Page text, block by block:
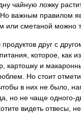
чайную ложку
важным правилом
сметаной можно
друг с
которое, как
и
Но стоит
в них не было,
но не чаще одного-
видеть отвесы,